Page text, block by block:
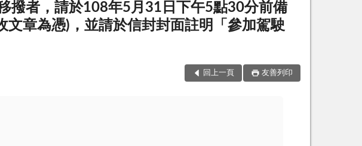
撥者，請於108年5月31日下午5點30分前備
章為憑)，並請於信封封面註明「參加駕駛
回上一頁 友善列印